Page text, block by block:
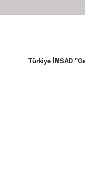
Türkiye İMSAD